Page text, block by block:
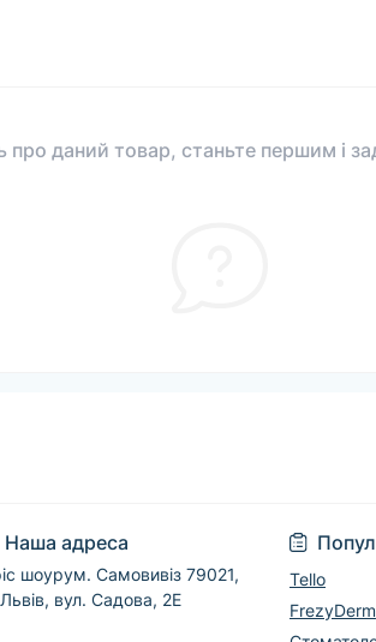
про даний товар, станьте першим і
Наша адреса
шоурум. Самовивіз 79021,
вул. Садова, 2Е
Tello
FrezyDerm